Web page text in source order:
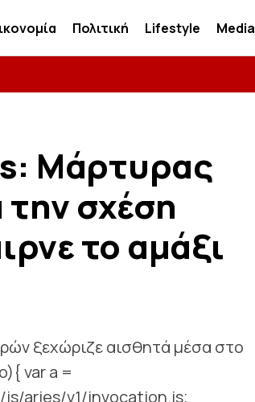
Πολιτική Lifestyle Media
Μάρτυρας
την σχέση
το αμάξι
ξεχώριζε αισθητά μέσα στο
var a =
aries/v1/invocation.js;